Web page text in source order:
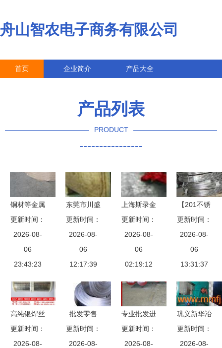
舟山智农电子商务有限公司
首页 企业简介 产品大全
产品列表
PRODUCT
----------------
铜材等金属
材料价格趋
势与批发市
场分析 选
择靠谱厂家
更新时间：
2026-08-
06
23:43:23
东莞市川盛
金属材料
轴承钢产品
列表与批发
优势解析
更新时间：
2026-08-
06
12:17:39
上海斯录金
属材料产品
中心
AA4043铝
棒 金属材
更新时间：
2026-08-
06
02:19:12
【201不锈
钢线批发/
零售 201不
锈钢线厂
家/供应商
远扬金属材
料】201,价
格,报价,种
更新时间：
2026-08-
06
13:31:37
高纯银焊丝
选购指南
含银量72%
更新时间：
2026-08-
批发零售
ISO弹簧钢
C35高碳弹
更新时间：
2026-08-
专业批发进
口M42模具
钢 美国高
更新时间：
2026-08-
巩义新华冶
金建材设备
厂供应产品
更新时间：
2026-08-